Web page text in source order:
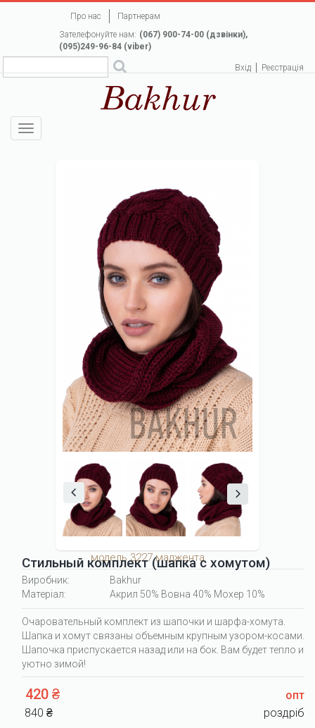
Про нас
Партнерам
Зателефонуйте нам: (067) 900-74-00 (дзвінки),
(095)249-96-84 (viber)
Вхід Реєстрація
Toggle
navigation
Стильный комплект (шапка с хомутом)
модель 3227 маджента
Виробник:
Bakhur
Матеріал:
Акрил 50% Вовна 40% Мохер 10%
Очаровательный комплект из шапочки и шарфа-хомута.
Шапка и хомут связаны объемным крупным узором-косами.
Шапочка приспускается назад или на бок. Вам будет тепло и
уютно зимой!
420 ₴
опт
840 ₴
роздріб